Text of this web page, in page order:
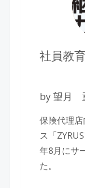
社員教
by 望月
保険代理
ス「
年8月にサ
た。